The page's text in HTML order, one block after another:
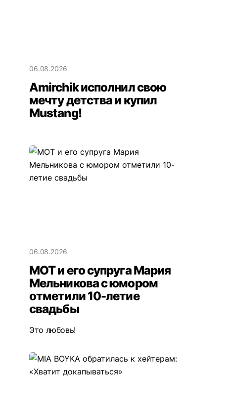
06.08.2026
Amirchik исполнил свою
мечту детства и купил
Mustang!
06.08.2026
МОТ и его супруга Мария
Мельникова с юмором
отметили 10-летие
свадьбы
Это любовь!